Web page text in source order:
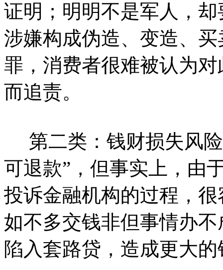
证明；明明不是军人，
涉嫌构成伪造、变造、
罪，消费者很难被认为
而追责。
第二类：钱财损失风险
可退款”，但事实上，由
投诉金融机构的过程，
如不多交钱非但事情办
陷入套路贷，造成更大